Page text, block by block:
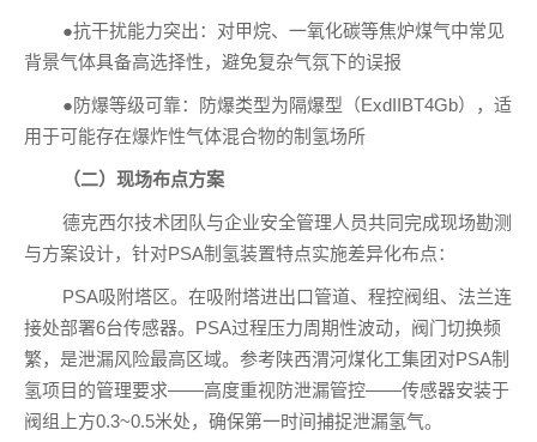
●抗干扰能力突出：对甲烷、一氧化碳等焦炉煤气中常见
背景气体具备高选择性，避免复杂气氛下的误报
●防爆等级可靠：防爆类型为隔爆型（ExdIIBT4Gb），适
用于可能存在爆炸性气体混合物的制氢场所
（二）现场布点方案
德克西尔技术团队与企业安全管理人员共同完成现场勘测
与方案设计，针对PSA制氢装置特点实施差异化布点：
PSA吸附塔区。在吸附塔进出口管道、程控阀组、法兰连
接处部署6台传感器。PSA过程压力周期性波动，阀门切换频
繁，是泄漏风险最高区域。参考陕西渭河煤化工集团对PSA制
氢项目的管理要求——高度重视防泄漏管控——传感器安装于
阀组上方0.3~0.5米处，确保第一时间捕捉泄漏氢气。